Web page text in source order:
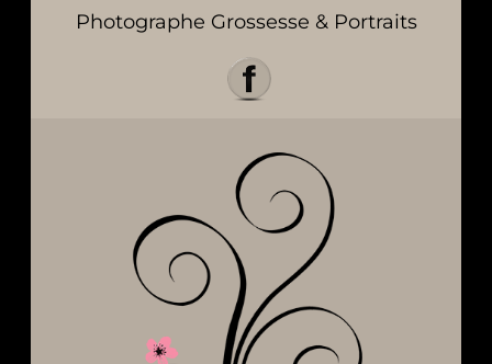
Photographe Grossesse & Portraits